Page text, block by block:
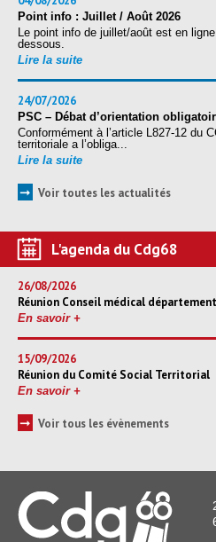
Point info : Juillet / Août 2026
Le point info de juillet/août est en
dessous.
Lire la suite
24/07/2026
PSC – Débat d’orientation
Conformément à l’article L827-12 du
territoriale a l’obliga...
Lire la suite
➞ Voir toutes les actualités
L'agenda du Cdg68
26/08/2026
Réunion Conseil médical
En savoir +
15/09/2026
Réunion du Comité Social Territorial
En savoir +
➞ Voir tous les évènements